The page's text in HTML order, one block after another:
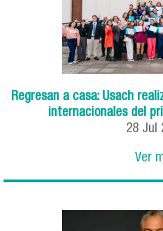
Regresan a casa: Usach
internacionales del
28 Jul
Ver